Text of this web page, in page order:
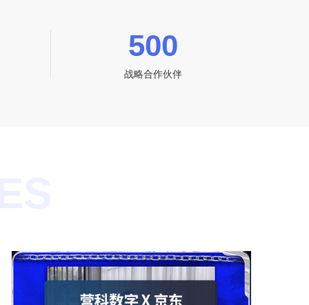
500
战略合作伙伴